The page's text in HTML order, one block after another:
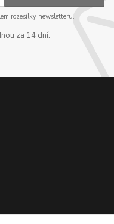
rozesílky newsletteru.
za 14 dní.